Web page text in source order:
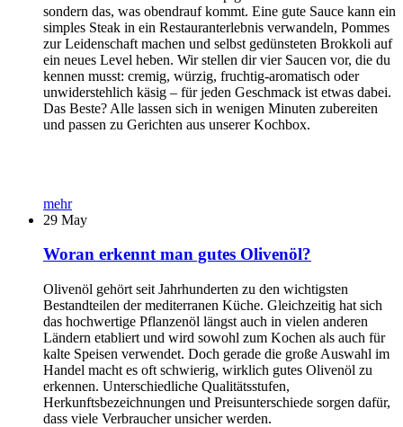
sondern das, was obendrauf kommt. Eine gute Sauce kann ein
simples Steak in ein Restauranterlebnis verwandeln, Pommes
zur Leidenschaft machen und selbst gedünsteten Brokkoli auf
ein neues Level heben. Wir stellen dir vier Saucen vor, die du
kennen musst: cremig, würzig, fruchtig-aromatisch oder
unwiderstehlich käsig – für jeden Geschmack ist etwas dabei.
Das Beste? Alle lassen sich in wenigen Minuten zubereiten
und passen zu Gerichten aus unserer Kochbox.
mehr
29 May
Woran erkennt man gutes Olivenöl?
Olivenöl gehört seit Jahrhunderten zu den wichtigsten
Bestandteilen der mediterranen Küche. Gleichzeitig hat sich
das hochwertige Pflanzenöl längst auch in vielen anderen
Ländern etabliert und wird sowohl zum Kochen als auch für
kalte Speisen verwendet. Doch gerade die große Auswahl im
Handel macht es oft schwierig, wirklich gutes Olivenöl zu
erkennen. Unterschiedliche Qualitätsstufen,
Herkunftsbezeichnungen und Preisunterschiede sorgen dafür,
dass viele Verbraucher unsicher werden.